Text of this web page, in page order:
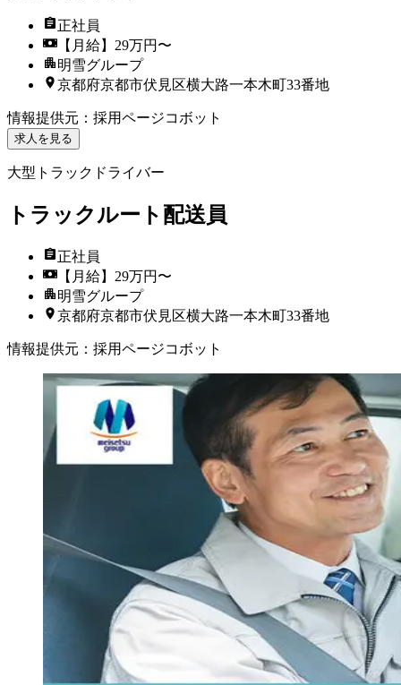
正社員
【月給】29万円〜
明雪グループ
京都府京都市伏見区横大路一本木町33番地
情報提供元 ： 採用ページコボット
求人を見る
大型トラックドライバー
トラックルート配送員
正社員
【月給】29万円〜
明雪グループ
京都府京都市伏見区横大路一本木町33番地
情報提供元 ： 採用ページコボット